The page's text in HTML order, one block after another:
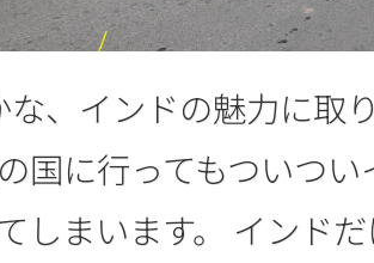
な、インドの魅力に取
国に行ってもついつ
しまいます。 インド